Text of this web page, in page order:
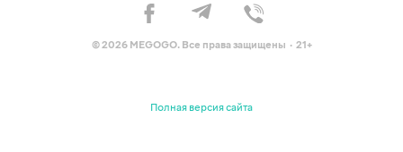
© 2026 MEGOGO. Все права защищены · 21+
Полная версия сайта